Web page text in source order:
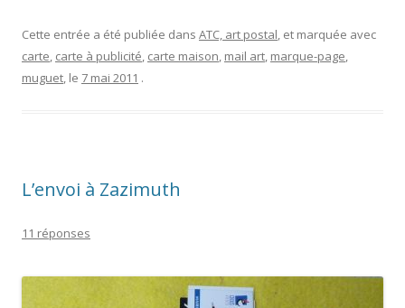
Cette entrée a été publiée dans ATC, art postal, et marquée avec
carte, carte à publicité, carte maison, mail art, marque-page,
muguet, le 7 mai 2011 .
L’envoi à Zazimuth
11 réponses